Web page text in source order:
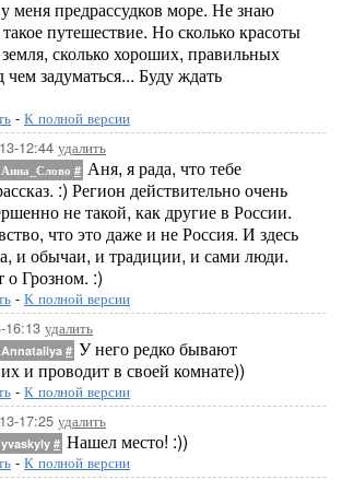
меня предрассудков море. Не знаю
путешествие. Но сколько красоты
сколько хороших, правильных
задуматься... Буду ждать
- К полной версии
12:44 удалить
# Аня, я рада, что тебе
:) Регион действительно очень
не такой, как другие в России.
что это даже и не Россия. И здесь
и обычаи, и традиции, и сами люди.
Грозном. :)
- К полной версии
16:13 удалить
Annataliya # У него редко бывают
и проводит в своей комнате))
- К полной версии
17:25 удалить
yvaskyly # Нашел место! :))
- К полной версии